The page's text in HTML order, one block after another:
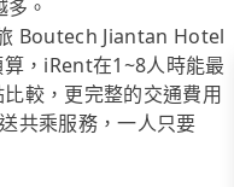
。
Boutech Jiantan Hotel
，iRent在1~8人時能最
較，更完整的交通費用
共乘服務，一人只要